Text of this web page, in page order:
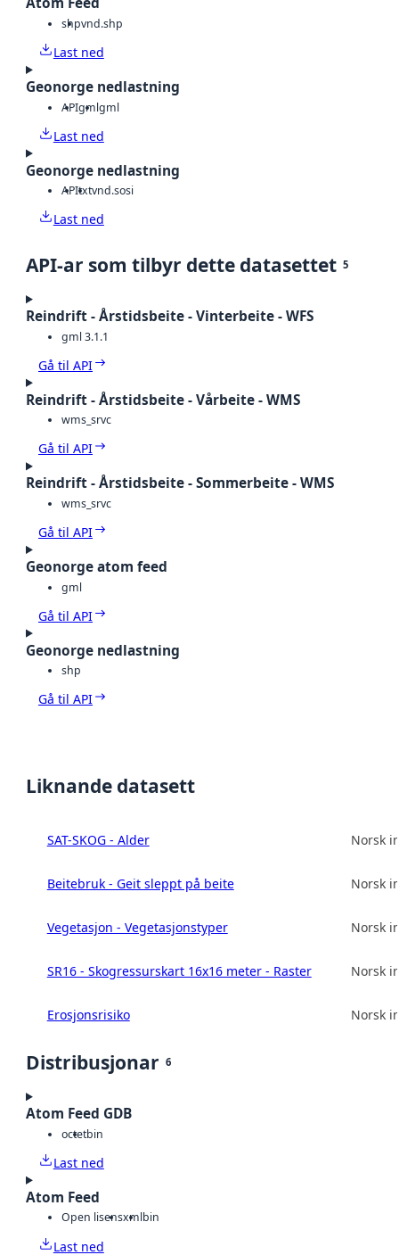
shpvnd.shp
Last ned
Geonorge nedlastning
APIgmlgml
Last ned
Geonorge nedlastning
APItxtvnd.sosi
Last ned
API-ar som tilbyr dette datasettet 5
Reindrift - Årstidsbeite - Vinterbeite - WFS
gml 3.1.1
Gå til API
Reindrift - Årstidsbeite - Vårbeite - WMS
wms_srvc
Gå til API
Reindrift - Årstidsbeite - Sommerbeite - WMS
wms_srvc
Gå til API
Geonorge atom feed
gml
Gå til API
Geonorge nedlastning
shp
Gå til API
Liknande datasett
SAT-SKOG - Alder Norsk
Beitebruk - Geit sleppt på beite Norsk
Vegetasjon - Vegetasjonstyper Norsk
SR16 - Skogressurskart 16x16 meter - Raster Norsk
Erosjonsrisiko Norsk
Distribusjonar 6
Atom Feed GDB
octetbin
Last ned
Atom Feed
Open lisensxmlbin
Last ned